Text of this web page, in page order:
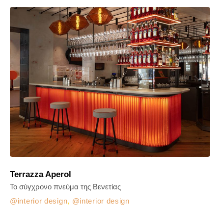
Terrazza Aperol
interior design, interior design
Το σύγχρονο πνεύμα της Βενετίας